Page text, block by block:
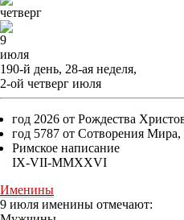
четверг
9
июля
190-й день, 28-ая неделя,
2-ой четверг июля
год 2026 от Рождества
год 5787 от Сотворения
Римское написание
IX-VII-MMXXVI
Именины
9 июля именины отмечают: